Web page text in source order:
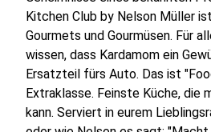
Kitchen Club by Nelson Müller
Gourmets und Gourmüsen. Für
wissen, dass Kardamom ein
Ersatzteil fürs Auto. Das ist
Extraklasse. Feinste Küche, die
kann. Serviert in eurem